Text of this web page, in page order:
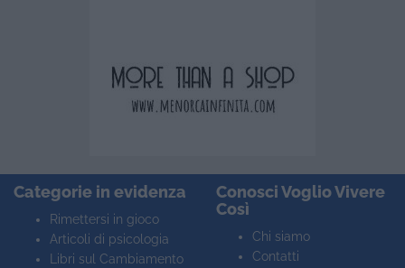
Categorie in evidenza
Rimettersi in gioco
Articoli di psicologia
Libri sul Cambiamento
Conosci Voglio Vivere
Così
Chi siamo
Contatti